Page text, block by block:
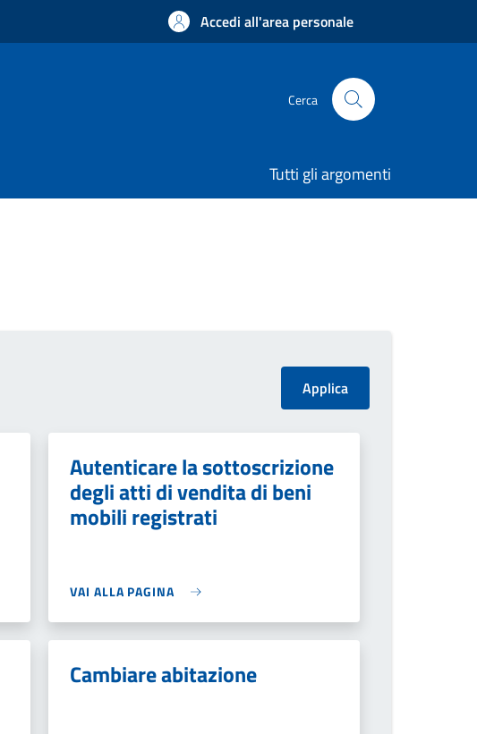
Accedi all'area personale
Cerca
Tutti gli argomenti
Autenticare la sottoscrizione
degli atti di vendita di beni
mobili registrati
VAI ALLA PAGINA
Cambiare abitazione